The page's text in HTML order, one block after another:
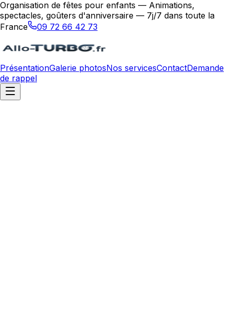
Organisation de fêtes pour enfants — Animations,
spectacles, goûters d'anniversaire — 7j/7 dans toute la
France
09 72 66 42 73
PrésentationGalerie photosNos servicesContactDemande
de rappel